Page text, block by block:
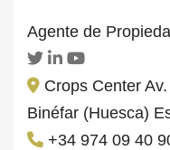
Agente de
Crops Center
Binéfar (Huesca)
+34 974 09 40